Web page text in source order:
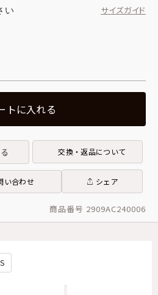
い
サイズガイド
トに入れる
交換・返品について
い合わせ シェア
商品番号 2909AC240006